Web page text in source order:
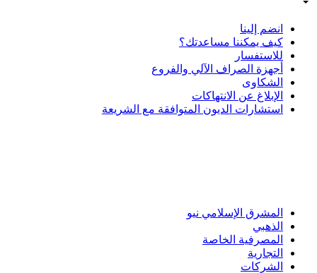
انضم إلينا
كيف يمكننا مساعدتك؟
للاستفسار
أجهزة الصراف الآلي والفروع
الشكاوى
الإبلاغ عن الانتهاكات
استشارات الديون المتوافقة مع الشريعة
المشرق الإسلامي نيو
الذهبي
المصرفية الخاصة
التجارية
الشركات